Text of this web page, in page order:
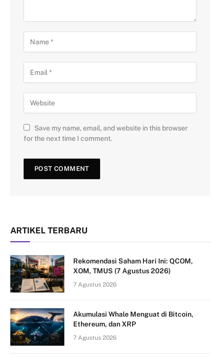
Save my name, email, and website in this browser
for the next time I comment.
ARTIKEL TERBARU
Rekomendasi Saham Hari Ini: QCOM,
XOM, TMUS (7 Agustus 2026)
7 Agustus 2026
Akumulasi Whale Menguat di Bitcoin,
Ethereum, dan XRP
7 Agustus 2026